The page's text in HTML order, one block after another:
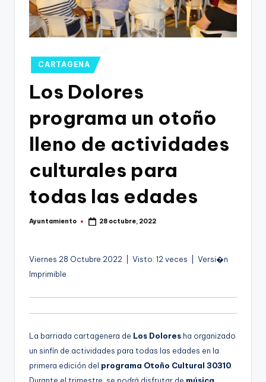
Cartagena,
Publicado
en
CARTAGENA
Los Dolores
programa un otoño
lleno de actividades
culturales para
todas las edades
Publicado
Ayuntamiento 28 octubre, 2022
Viernes 28 Octubre 2022 | Visto: 12 veces | Versi�n
Imprimible
La barriada cartagenera de Los Dolores ha organizado
un sinfín de actividades para todas las edades en la
primera edición del programa Otoño Cultural 30310.